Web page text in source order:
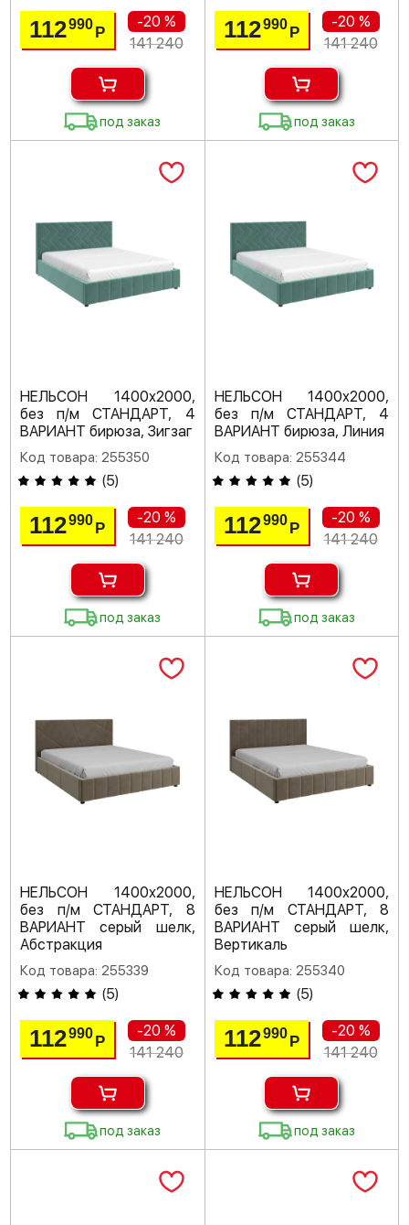
112990Р
-20 %
141 240
под заказ
112990 Р
-20 %
141 240
под заказ
НЕЛЬСОН 1400х2000,
без п/м СТАНДАРТ, 4
ВАРИАНТ бирюза, Зигзаг
Код товара: 255350
(5)
112990Р
-20 %
141 240
под заказ
НЕЛЬСОН 1400х2000,
без п/м СТАНДАРТ, 4
ВАРИАНТ бирюза, Линия
Код товара: 255344
(5)
112990 Р
-20 %
141 240
под заказ
НЕЛЬСОН 1400х2000,
без п/м СТАНДАРТ, 8
ВАРИАНТ серый шелк,
Абстракция
Код товара: 255339
(5)
112990Р
-20 %
141 240
под заказ
НЕЛЬСОН 1400х2000,
без п/м СТАНДАРТ, 8
ВАРИАНТ серый шелк,
Вертикаль
Код товара: 255340
(5)
112990 Р
-20 %
141 240
под заказ